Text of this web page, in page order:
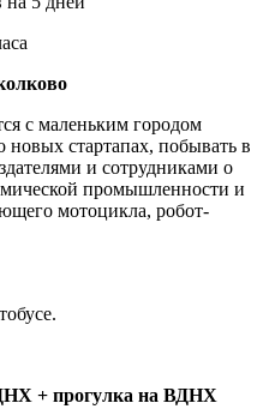
с маленьким городом
новых стартапах, побывать в
и сотрудниками о
промышленности и
мотоцикла, робот-
+ прогулка на ВДНХ